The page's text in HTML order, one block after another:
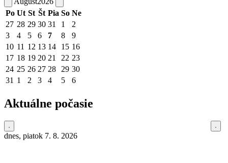
Po Ut St Št Pia So Ne
27 28 29 30 31 1
2
3
4 5 6 7 8
9
10 11 12 13 14 15 16
17 18 19 20 21 22 23
24 25 26 27 28 29 30
31 1 2 3 4 5 6
Aktuálne počasie
dnes, piatok 7. 8. 2026